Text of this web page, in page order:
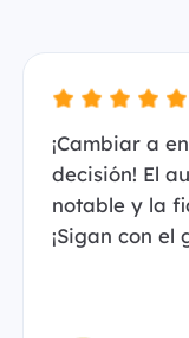
¡Cambiar a
decisión! El
notable y la
¡Sigan con el